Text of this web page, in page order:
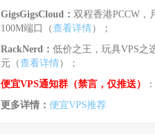
GigsGigsCloud： 双程香港PCCW，
100M端口（查看详情）；
RackNerd： 低价之王，玩具VPS之
元（查看详情）；
便宜VPS通知群（禁言，仅推送）
：
更多详情： 便宜VPS推荐